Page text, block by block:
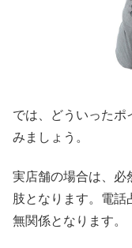
では、どういったポ
みましょう。
実店舗の場合は、必
肢となります。電話
無関係となります。